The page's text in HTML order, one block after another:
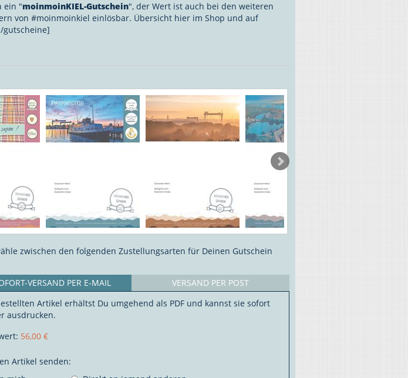
ein "moinmoinKIEL-Gutschein", der Wert ist auch bei den weiteren
von #moinmoinkiel einlösbar. Übersicht hier im Shop und auf
gutscheine]
zwischen den folgenden Zustellungsarten für Deinen Gutschein
VERSAND PER E-MAIL
VERSAND PER POST
Artikel erhältst Du umgehend als PDF und kannst sie sofort
ausdrucken.
56,00 €
Artikel senden: